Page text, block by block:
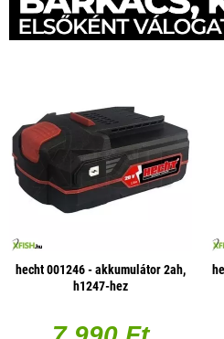
hecht 001246 - akkumulátor 2ah,
h1247-hez